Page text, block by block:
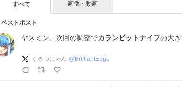
すべて 画像・動画
ベストポスト
ヤスミン、次回の調整でカランビットナイフの大
くるつにゃん @ BrilliantEdge